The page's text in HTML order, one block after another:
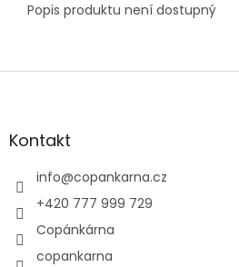
Popis produktu není dostupný
Z
aKontakt
info@copankarna.cz
+420 777 999 729
Copánkárna
copankarna